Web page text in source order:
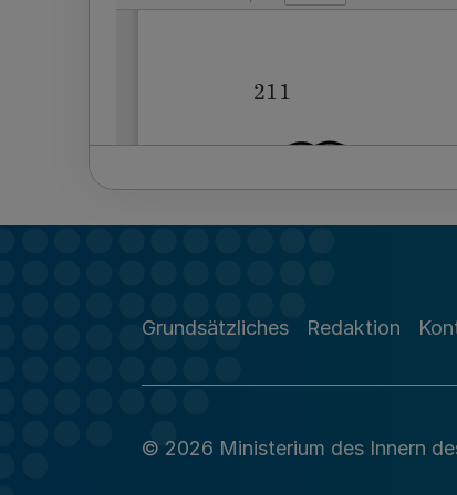
Grundsätzliches Redaktion
© 2026 Ministerium des Innern